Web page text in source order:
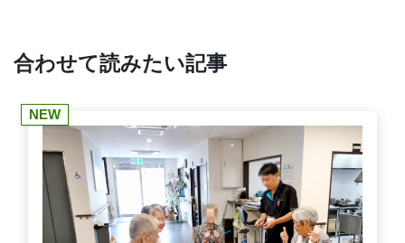
合わせて読みたい記事
NEW